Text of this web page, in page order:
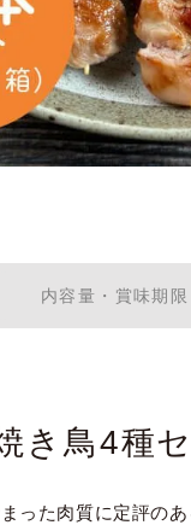
内容量・賞味期限
き鳥4種セ
った肉質に定評の